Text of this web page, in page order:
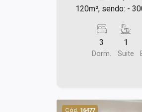
120m², sendo: -
banheiros; - 05
Casa recuada e
- Jardim na área
descoberto entre a
3
Dorm.
1
Suite
Cód. 16477